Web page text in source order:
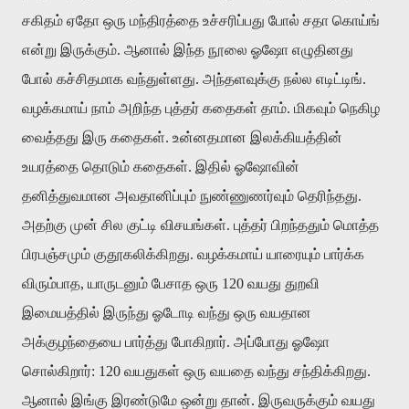
சகிதம் ஏதோ ஒரு மந்திரத்தை உச்சரிப்பது போல் சதா கொய்ங்
என்று இருக்கும். ஆனால் இந்த நூலை ஓஷோ எழுதினது
போல் கச்சிதமாக வந்துள்ளது. அந்தளவுக்கு நல்ல எடிட்டிங்.
வழக்கமாய் நாம் அறிந்த புத்தர் கதைகள் தாம். மிகவும் நெகிழ
வைத்தது இரு கதைகள். உன்னதமான இலக்கியத்தின்
உயரத்தை தொடும் கதைகள். இதில் ஓஷோவின்
தனித்துவமான அவதானிப்பும் நுண்ணுணர்வும் தெரிந்தது.
அதற்கு முன் சில குட்டி விசயங்கள். புத்தர் பிறந்ததும் மொத்த
பிரபஞ்சமும் குதூகலிக்கிறது. வழக்கமாய் யாரையும் பார்க்க
விரும்பாத, யாருடனும் பேசாத ஒரு 120 வயது துறவி
இமையத்தில் இருந்து ஓடோடி வந்து ஒரு வயதான
அக்குழந்தையை பார்த்து போகிறார். அப்போது ஓஷோ
சொல்கிறார்: 120 வயதுகள் ஒரு வயதை வந்து சந்திக்கிறது.
ஆனால் இங்கு இரண்டுமே ஒன்று தான். இருவருக்கும் வயது